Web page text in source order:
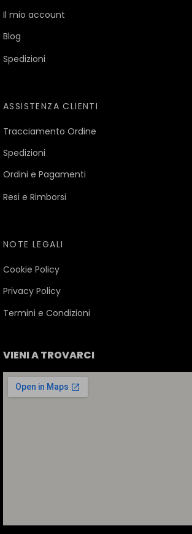
Il mio account
Blog
Spedizioni
ASSISTENZA CLIENTI
Tracciamento Ordine
Spedizioni
Ordini e Pagamenti
Resi e Rimborsi
NOTE LEGALI
Cookie Policy
Privacy Policy
Termini e Condizioni
VIENI A TROVARCI